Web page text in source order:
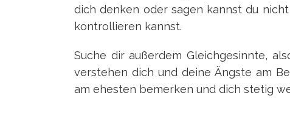
dich denken oder sagen kannst du
kontrollieren kannst.
Suche dir außerdem Gleichgesinnte,
verstehen dich und deine Ängste am
am ehesten bemerken und dich stetig